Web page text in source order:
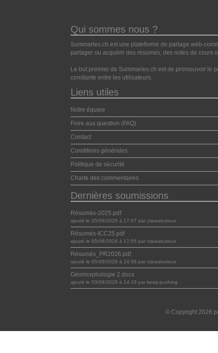
Qui sommes nous ?
Summaries.ch est une plateforme de partage web-
partager ou acquérir des résumés, des notes de cours
Le but premier de Summaries.ch est de promouvoir le
constante entre les utilisateurs.
Liens utiles
Notre équipe
Foire aux question (FAQ)
Contact
Conditions générales
Politique de sécurité
Charte des commentaires
Dernières soumissions
Résumés-2025.pdf
ajouté le 05/08/2026 à 17:07 par claraabuteux
Résumés-ICC25.pdf
ajouté le 05/08/2026 à 17:05 par claraabuteux
Résumés_PR2026.pdf
ajouté le 05/08/2026 à 16:58 par claraabuteux
Géomorphologie 2.docx
ajouté le 03/08/2026 à 14:18 par keep-pushing
© Copyright 2026